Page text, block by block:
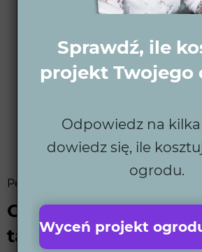
Pergola Gutroof
Od czego zależy
tarasowej?
Sprawdź, ile
projekt Twojego
Odpowiedz na
dowiedz się, ile
ogrodu.
Wyceń projekt